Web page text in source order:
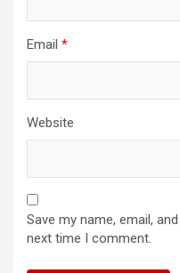
Email *
Website
Save my name, email,
next time I comment.